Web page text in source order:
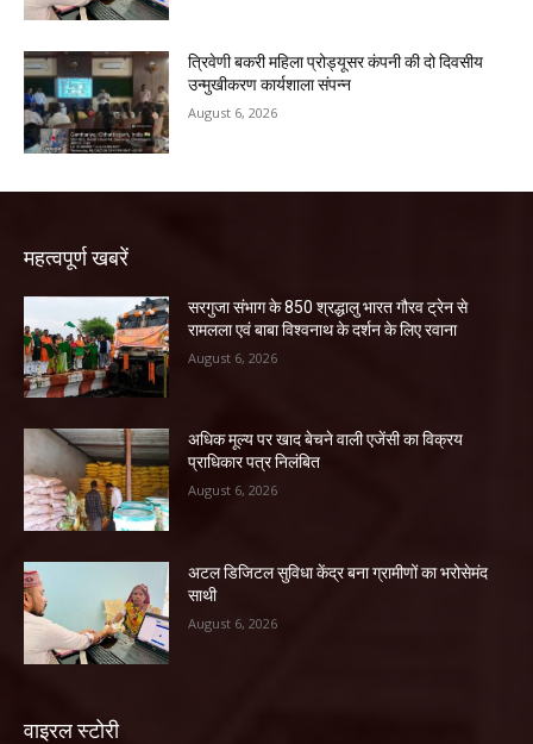
त्रिवेणी बकरी महिला प्रोड्यूसर कंपनी की दो दिवसीय
उन्मुखीकरण कार्यशाला संपन्न
August 6, 2026
महत्वपूर्ण खबरें
सरगुजा संभाग के 850 श्रद्धालु भारत गौरव ट्रेन से
रामलला एवं बाबा विश्वनाथ के दर्शन के लिए रवाना
August 6, 2026
अधिक मूल्य पर खाद बेचने वाली एजेंसी का विक्रय
प्राधिकार पत्र निलंबित
August 6, 2026
अटल डिजिटल सुविधा केंद्र बना ग्रामीणों का भरोसेमंद
साथी
August 6, 2026
वाइरल स्टोरी